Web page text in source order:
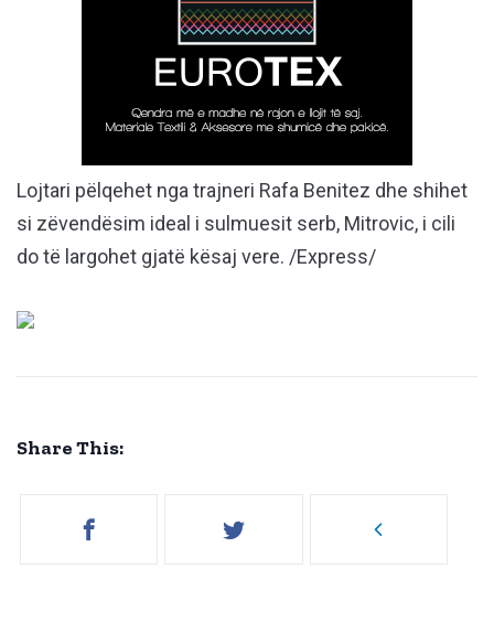
Lojtari pëlqehet nga trajneri Rafa Benitez dhe shihet
si zëvendësim ideal i sulmuesit serb, Mitrovic, i cili
do të largohet gjatë kësaj vere. /Express/
Share This: